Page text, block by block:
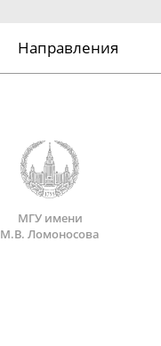
Направления
МГУ имени
М.В. Ломоносова